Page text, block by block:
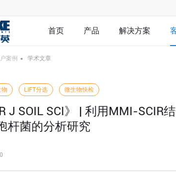
首页 产品 解决方案
案例 学术文章
物 LIFT分选 微生物快检
J SOIL SCI》 | 利用MMI-
杆菌的分析研究